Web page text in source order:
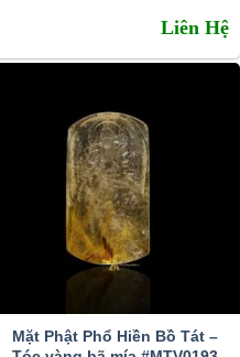
Liên Hệ
Mặt Phật Phổ Hiền Bồ Tát –